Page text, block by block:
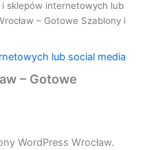
sklepów internetowych lub
– Gotowe Szablony i
lub social media
– Gotowe
WordPress Wrocław.